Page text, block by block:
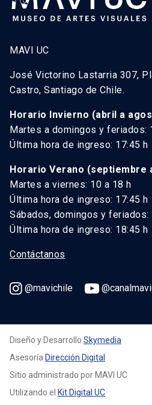
MAVI UC
José Victorino Lastarria 307,
Castro, Santiago de Chile.
Horario Invierno (abril a
Martes a domingos y feriados:
Última hora de ingreso: 17:45 h
Horario Verano (septiembre
Martes a viernes: 10 a 18 h
Última hora de ingreso: 17:45 h
Sábados, domingos y feriados:
Última hora de ingreso: 18:45 h
Contáctanos
@mavichile
Diseño y Desarrollo Skymedia
Asesoría Dirección Digital
Sitio administrado por MAVI UC
Utilizando el Kit Digital UC